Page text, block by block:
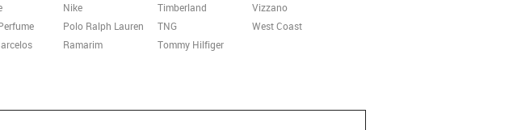
Nike
Polo Ralph Lauren
Ramarim
Timberland
TNG
Tommy Hilfiger
Vizzano
West Coast